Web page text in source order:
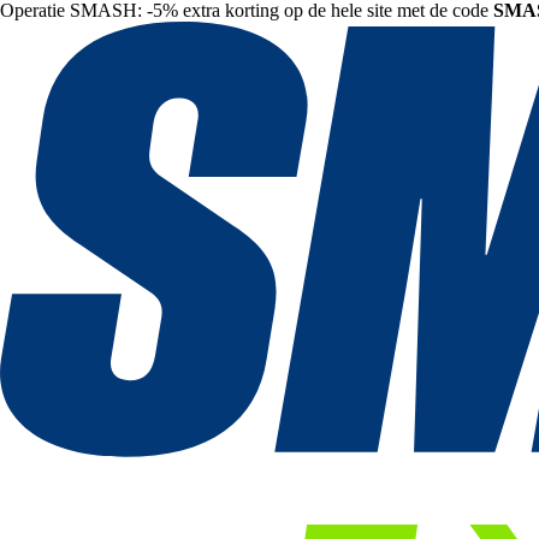
Operatie SMASH: -5% extra korting op de hele site met de code